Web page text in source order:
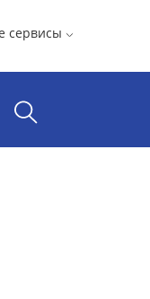
сервисы